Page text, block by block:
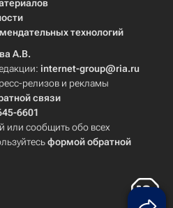
технологий
А.В.
internet-group@ria.ru
релизов и рекламы
связи
6601
или сообщить обо всех
формой обратной